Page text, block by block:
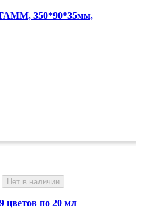
350*90*35мм,
Нет в наличии
цветов по 20 мл